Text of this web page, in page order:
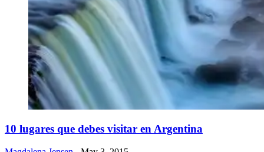
​10 lugares que debes visitar en Argentina